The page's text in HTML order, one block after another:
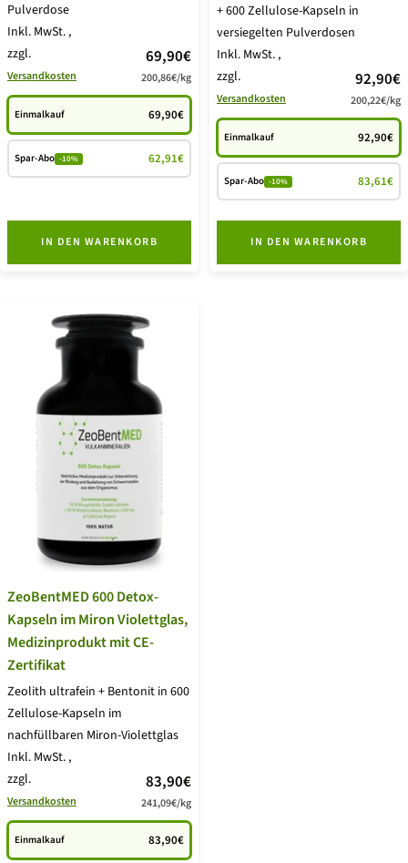
Pulverdose
Inkl. MwSt.,
zzgl.
Versandkosten
Angebotspreis
69,90€
200,86€/kg
Einmalkauf 69,90€
Spar-Abo -10% 62,91€
IN DEN WARENKORB
+ 600 Zellulose-Kapseln in
versiegelten Pulverdosen
Inkl. MwSt.,
zzgl.
Versandkosten
92,90€
200,22€/kg
Einmalkauf 92,90€
Spar-Abo -10% 83,61€
IN DEN WARENKORB
ZeoBentMED 600 Detox-
Kapseln im Miron Violettglas,
Medizinprodukt mit CE-
Zertifikat
Zeolith ultrafein + Bentonit in 600
Zellulose-Kapseln im
nachfüllbaren Miron-Violettglas
Inkl. MwSt. ,
zzgl.
Versandkosten
Angebotspreis
83,90€
241,09€/kg
Einmalkauf 83,90€